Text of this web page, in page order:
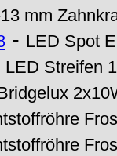
mm
- LED Spot
LED Streifen